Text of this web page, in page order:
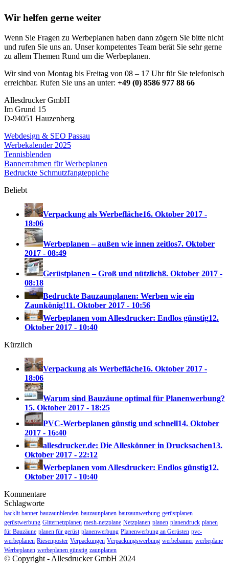
Wir helfen gerne weiter
Wenn Sie Fragen zu Werbeplanen haben dann zögern Sie bitte nicht
und rufen Sie uns an. Unser kompetentes Team berät Sie sehr gerne
zu allem Themen Rund um die Werbeplanen.
Wir sind von Montag bis Freitag von 08 – 17 Uhr für Sie telefonisch
erreichbar. Rufen Sie uns an unter: +49 (0) 8586 977 88 66
Allesdrucker GmbH
Im Grund 15
D-94051 Hauzenberg
Webdesign & SEO Passau
Werbekalender 2025
Tennisblenden
Bannerrahmen für Werbeplanen
Bedruckte Schmutzfangteppiche
Beliebt
Verpackung als Werbefläche16. Oktober 2017 -
18:06
Werbeplanen – außen wie innen zeitlos7. Oktober
2017 - 08:49
Gerüstplanen – Groß und nützlich8. Oktober 2017 -
08:18
Bedruckte Bauzaunplanen: Werben wie ein
Zaunkönig!11. Oktober 2017 - 10:56
Werbeplanen vom Allesdrucker: Endlos günstig12.
Oktober 2017 - 10:40
Kürzlich
Verpackung als Werbefläche16. Oktober 2017 -
18:06
Warum sind Bauzäune optimal für Planenwerbung?
15. Oktober 2017 - 18:25
PVC-Werbeplanen günstig und schnell14. Oktober
2017 - 16:40
allesdrucker.de: Die Alleskönner in Drucksachen13.
Oktober 2017 - 22:12
Werbeplanen vom Allesdrucker: Endlos günstig12.
Oktober 2017 - 10:40
Kommentare
Schlagworte
backlit banner bauzaunblenden bauzaunplanen bauzaunwerbung gerüstplanen
gerüstwerbung Gitternetzplanen mesh-netzplane Netzplanen planen planendruck planen
für Bauzäune planen für gerüst planenwerbung Planenwerbung an Gerüsten pvc-
werbeplanen Riesenposter Verpackungen Verpackungswerbung werbebanner werbeplane
Werbeplanen werbeplanen günstig zaunplanen
© Copyright - Allesdrucker GmbH 2024